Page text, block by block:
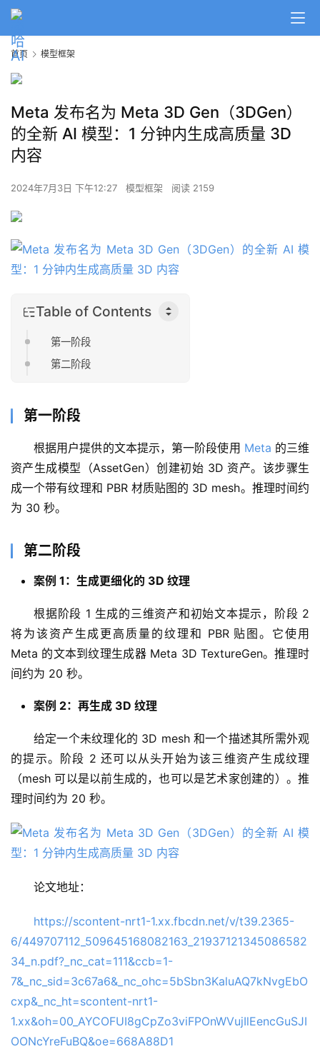
A
日
报
开
应
用
行
首页 模型框架
Meta 发布名为 Meta 3D Gen（3DGen）
的全新 AI 模型：1 分钟内生成高质量 3D
内容
2024年7月3日 下午12:27 模型框架 阅读 2159
Table of Contents
第一阶段
第二阶段
第一阶段
根据用户提供的文本提示，第一阶段使用 Meta 的三维
资产生成模型（AssetGen）创建初始 3D 资产。该步骤生
成一个带有纹理和 PBR 材质贴图的 3D mesh。推理时间约
为 30 秒。
第二阶段
案例 1：生成更细化的 3D 纹理
根据阶段 1 生成的三维资产和初始文本提示，阶段 2
将为该资产生成更高质量的纹理和 PBR 贴图。它使用
Meta 的文本到纹理生成器 Meta 3D TextureGen。推理时
间约为 20 秒。
案例 2：再生成 3D 纹理
给定一个未纹理化的 3D mesh 和一个描述其所需外观
的提示。阶段 2 还可以从头开始为该三维资产生成纹理
（mesh 可以是以前生成的，也可以是艺术家创建的）。推
理时间约为 20 秒。
论文地址：
https://scontent-nrt1-1.xx.fbcdn.net/v/t39.2365-
6/449707112_509645168082163_21937121345086582
34_n.pdf?_nc_cat=111&ccb=1-
7&_nc_sid=3c67a6&_nc_ohc=5bSbn3KaluAQ7kNvgEbO
cxp&_nc_ht=scontent-nrt1-
1.xx&oh=00_AYCOFUI8gCpZo3viFPOnWVujIlEencGuSJI
OONcYreFuBQ&oe=668A88D1